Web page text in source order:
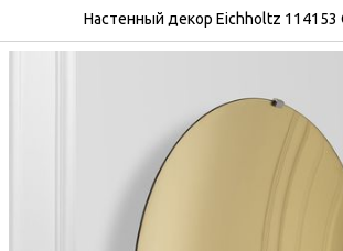
Настенный декор Eichholtz 114153